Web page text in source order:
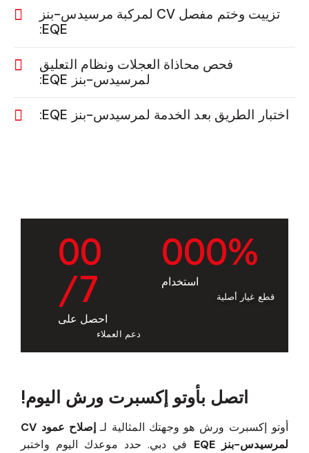
تزييت وختم مفصل CV لمركبة مرسيدس-بنز
EQE:
فحص محاذاة العجلات ونظام التعليق
لمرسيدس-بنز EQE:
اختبار الطريق بعد الخدمة لمرسيدس-بنز EQE:
000%
استخدام
قطع غيار أصلية
00
/7
احصل على
دعم العملاء
اتصل بأوتو إكسبرت ورش اليوم!
أوتو إكسبرت ورش هو وجهتك المثالية لـ
إصلاح عمود CV
لمرسيدس-بنز EQE
في دبي. حدد موعدك اليوم واختبر